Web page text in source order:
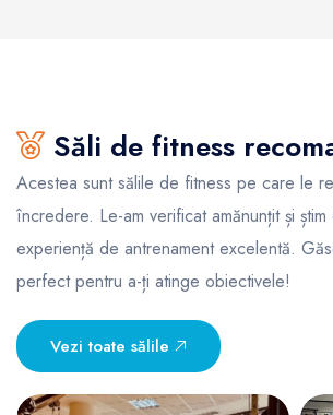
Săli de fitness
Acestea sunt sălile de fitness pe care le
încredere. Le-am verificat amănunțit și
experiență de antrenament excelentă.
perfect pentru a-ți atinge obiectivele!
Vezi toate sălile